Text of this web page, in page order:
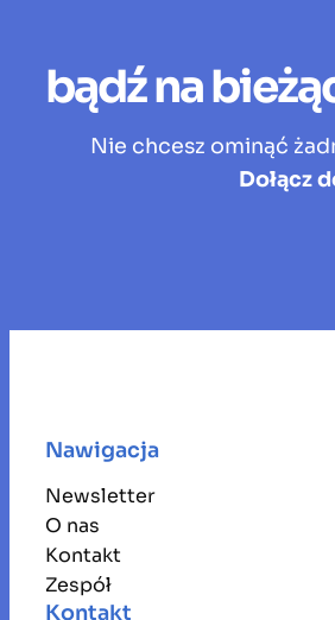
bądź na
Nie chcesz ominąć
Dołącz
Nawigacja
Newsletter
O nas
Kontakt
Zespół
Kontakt